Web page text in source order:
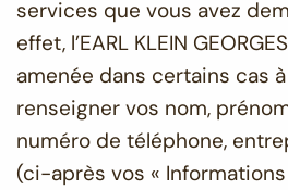
services que vous avez
effet, l’EARL KLEIN
amenée dans certains cas
renseigner vos nom,
numéro de téléphone,
(ci-après vos « Informations